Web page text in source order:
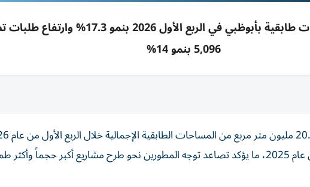
اعتماد 20.8 مليون م² مساحات طابقية بأبوظبي في الربع
5,096 بنمو 14%
بنسبة 17.3% مقارنة بالفترة ذاتها من عام 2025، ما يؤكد تصاعد توجه المطورين نحو طرح مشاريع